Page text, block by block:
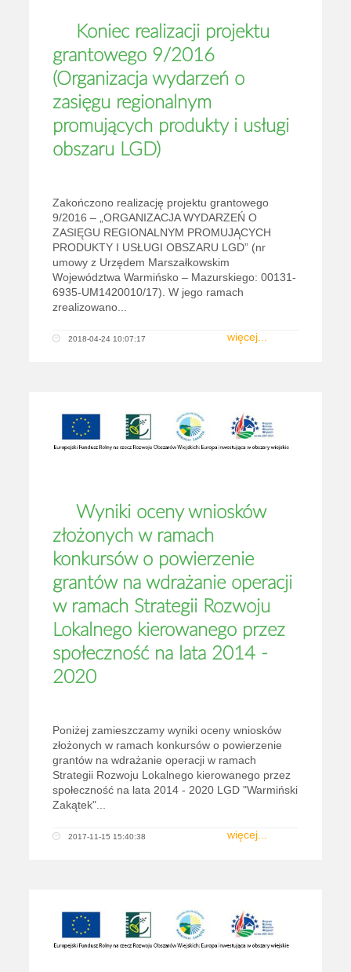
Koniec realizacji projektu
grantowego 9/2016
(Organizacja wydarzeń o
zasięgu regionalnym
promujących produkty i usługi
obszaru LGD)
Zakończono realizację projektu grantowego
9/2016 – „ORGANIZACJA WYDARZEŃ O
ZASIĘGU REGIONALNYM PROMUJĄCYCH
PRODUKTY I USŁUGI OBSZARU LGD” (nr
umowy z Urzędem Marszałkowskim
Województwa Warmińsko – Mazurskiego: 00131-
6935-UM1420010/17). W jego ramach
zrealizowano...
więcej...
2018-04-24 10:07:17
Wyniki oceny wniosków
złożonych w ramach
konkursów o powierzenie
grantów na wdrażanie operacji
w ramach Strategii Rozwoju
Lokalnego kierowanego przez
społeczność na lata 2014 -
2020
Poniżej zamieszczamy wyniki oceny wniosków
złożonych w ramach konkursów o powierzenie
grantów na wdrażanie operacji w ramach
Strategii Rozwoju Lokalnego kierowanego przez
społeczność na lata 2014 - 2020 LGD "Warmiński
Zakątek"...
więcej...
2017-11-15 15:40:38